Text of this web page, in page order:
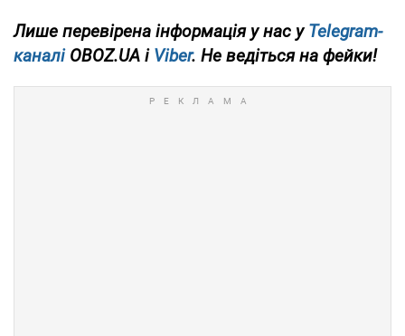
Лише перевірена інформація у нас уTelegram-
каналіOBOZ.UA і Viber. Не ведіться на фейки!